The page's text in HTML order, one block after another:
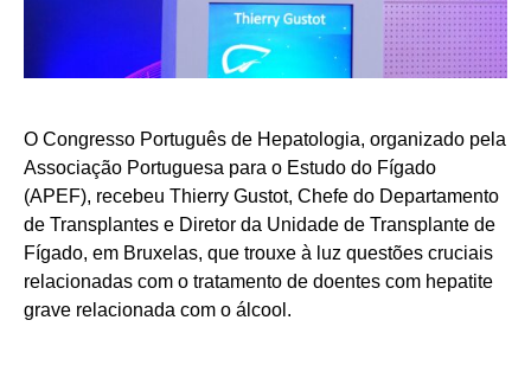
O Congresso Português de Hepatologia, organizado pela
Associação Portuguesa para o Estudo do Fígado
(APEF), recebeu Thierry Gustot, Chefe do Departamento
de Transplantes e Diretor da Unidade de Transplante de
Fígado, em Bruxelas, que trouxe à luz questões cruciais
relacionadas com o tratamento de doentes com hepatite
grave relacionada com o álcool.